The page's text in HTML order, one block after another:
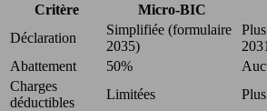
Critère Micro-BIC
Déclaration
Simplifiée (formulaire
2035)
Abattement
50%
Charges
déductibles
Limitées